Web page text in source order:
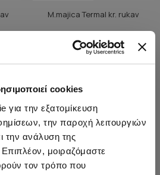
cookies
για την εξατομίκευση
την παροχή λειτουργιών
την ανάλυση της
μοιραζόμαστε
τον τρόπο που
M.majica Termal kr. rukav
3227 Дин.2738 Дин.-15%
SALE